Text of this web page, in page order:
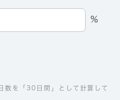
%
を「30日間」として計算して